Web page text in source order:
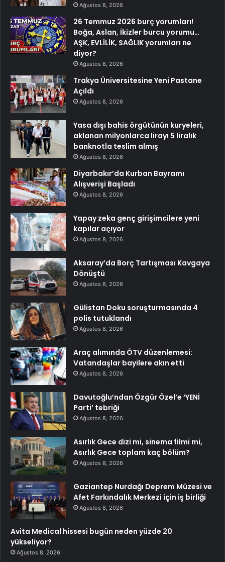
Ağustos 8, 2026
26 Temmuz 2026 burç yorumları!
Boğa, Aslan, İkizler burcu yorumu…
AŞK, EVLİLİK, SAĞLIK yorumları ne
diyor?
Ağustos 8, 2026
Trakya Üniversitesine Yeni Pastane
Açıldı
Ağustos 8, 2026
Yasa dışı bahis örgütünün kuryeleri,
aklanan milyonlarca lirayı 5 liralık
banknotla teslim almış
Ağustos 8, 2026
Diyarbakır’da Kurban Bayramı
Alışverişi Başladı
Ağustos 8, 2026
Yapay zeka genç girişimcilere yeni
kapılar açıyor
Ağustos 8, 2026
Aksaray’da Borç Tartışması Kavgaya
Dönüştü
Ağustos 8, 2026
Gülistan Doku soruşturmasında 4
polis tutuklandı
Ağustos 8, 2026
Araç alımında ÖTV düzenlemesi:
Vatandaşlar bayilere akın etti
Ağustos 8, 2026
Davutoğlu’ndan Özgür Özel’e ‘YENİ
Parti’ tebriği
Ağustos 8, 2026
Asırlık Gece dizi mi, sinema filmi mi,
Asırlık Gece toplam kaç bölüm?
Ağustos 8, 2026
Gaziantep Nurdağı Deprem Müzesi ve
Afet Farkındalık Merkezi için iş birliği
Ağustos 8, 2026
Avita Medical hissesi bugün neden yüzde 20
yükseliyor?
Ağustos 8, 2026